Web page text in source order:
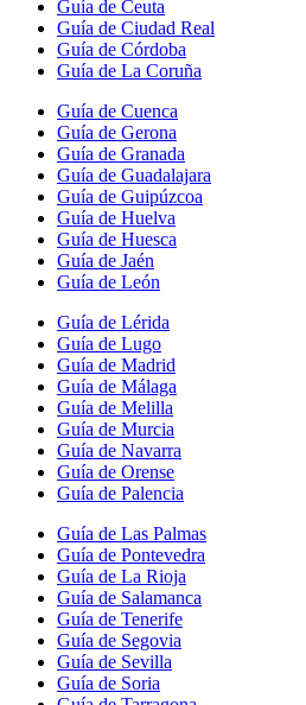
Guía de Ceuta
Guía de Ciudad Real
Guía de Córdoba
Guía de La Coruña
Guía de Cuenca
Guía de Gerona
Guía de Granada
Guía de Guadalajara
Guía de Guipúzcoa
Guía de Huelva
Guía de Huesca
Guía de Jaén
Guía de León
Guía de Lérida
Guía de Lugo
Guía de Madrid
Guía de Málaga
Guía de Melilla
Guía de Murcia
Guía de Navarra
Guía de Orense
Guía de Palencia
Guía de Las Palmas
Guía de Pontevedra
Guía de La Rioja
Guía de Salamanca
Guía de Tenerife
Guía de Segovia
Guía de Sevilla
Guía de Soria